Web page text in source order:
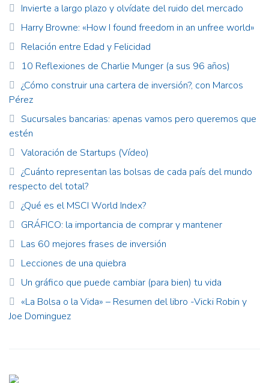
Invierte a largo plazo y olvídate del ruido del mercado
Harry Browne: «How I found freedom in an unfree world»
Relación entre Edad y Felicidad
10 Reflexiones de Charlie Munger (a sus 96 años)
¿Cómo construir una cartera de inversión?, con Marcos
Pérez
Sucursales bancarias: apenas vamos pero queremos que
estén
Valoración de Startups (Vídeo)
¿Cuánto representan las bolsas de cada país del mundo
respecto del total?
¿Qué es el MSCI World Index?
GRÁFICO: la importancia de comprar y mantener
Las 60 mejores frases de inversión
Lecciones de una quiebra
Un gráfico que puede cambiar (para bien) tu vida
«La Bolsa o la Vida» – Resumen del libro -Vicki Robin y
Joe Dominguez